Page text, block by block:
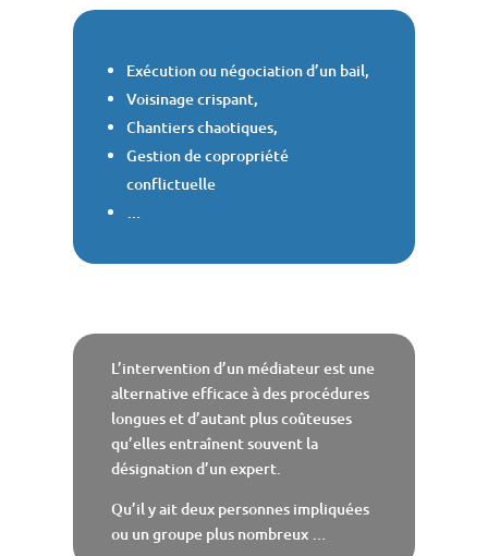
Exécution ou négociation d’un bail,
Voisinage crispant,
Chantiers chaotiques,
Gestion de copropriété
conflictuelle
…
L’intervention d’un médiateur est une
alternative efficace à des procédures
longues et d’autant plus coûteuses
qu’elles entraînent souvent la
désignation d’un expert.
Qu’il y ait deux personnes impliquées
ou un groupe plus nombreux …